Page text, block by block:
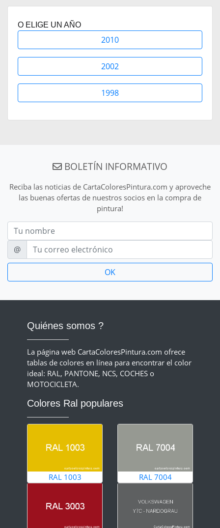
O ELIGE UN AÑO
2010
2002
1998
BOLETÍN INFORMATIVO
Reciba las noticias de CartaColoresPintura.com y aproveche
las buenas ofertas de nuestros socios en la compra de
pintura!
Nom
E-mail
@
Quiénes somos ?
La página web CartaColoresPintura.com ofrece
tablas de colores en línea para encontrar el color
ideal: RAL, PANTONE, NCS, COCHES o
MOTOCICLETA.
Colores Ral populares
RAL 1003 RAL 7004